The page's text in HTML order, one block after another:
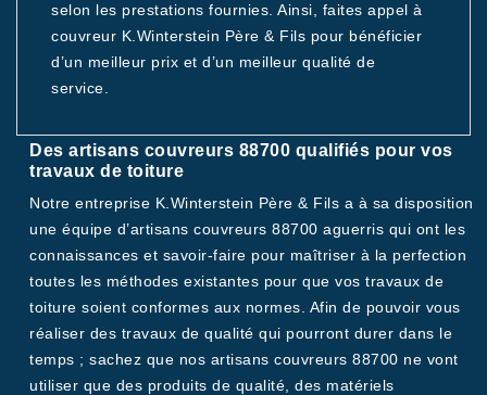
selon les prestations fournies. Ainsi, faites appel à
couvreur K.Winterstein Père & Fils pour bénéficier
d’un meilleur prix et d’un meilleur qualité de
service.
Des artisans couvreurs 88700 qualifiés pour vos
travaux de toiture
Notre entreprise K.Winterstein Père & Fils a à sa disposition
une équipe d’artisans couvreurs 88700 aguerris qui ont les
connaissances et savoir-faire pour maîtriser à la perfection
toutes les méthodes existantes pour que vos travaux de
toiture soient conformes aux normes. Afin de pouvoir vous
réaliser des travaux de qualité qui pourront durer dans le
temps ; sachez que nos artisans couvreurs 88700 ne vont
utiliser que des produits de qualité, des matériels